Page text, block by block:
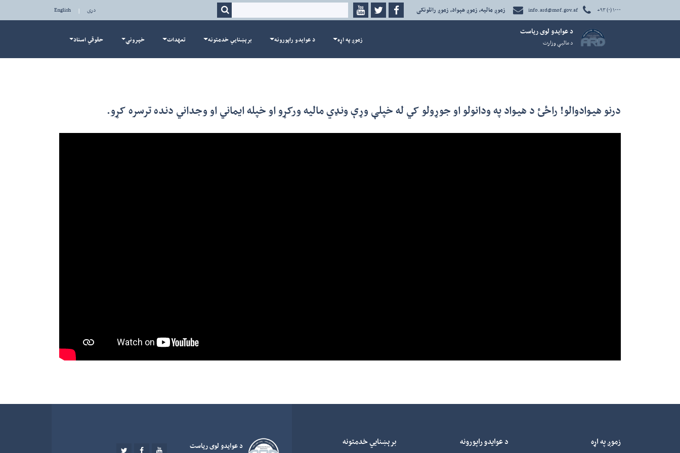
زموږ مالیه، زموږ هېواد، زموږ راتلونکی info.ard@mof.gov.af +۹۳ (۰) ۱۰۰۰ Search دری |
English
د عوايدو لوی رياست
د ماليې وزارت زموږ په اړه د عوايدو راپورونه برېښنايي خدمتونه تعهدات خپرونې حقوقي اسناد
درنو هیوادوالو! راځئ د هیواد په ودانولو او جوړولو کي له خپلې وړې ونډي مالیه ورکړو او خپله ایماني او وجداني دنده ترسره کړو.
زموږ په اړه د عوایدو راپورونه برېښنایي خدمتونه د عوايدو لوی رياست YOUTUBE
FACEBOOK
TWITTER